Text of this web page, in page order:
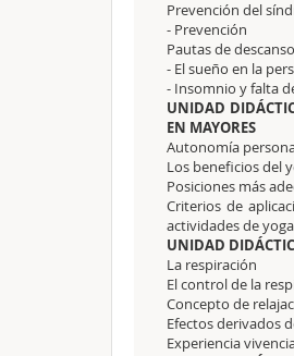
Prevención del
- Prevención
Pautas de descanso
- El sueño en la
- Insomnio y falta
UNIDAD
EN MAYORES
Autonomía
Los beneficios del
Posiciones más
Criterios de
actividades de yoga
UNIDAD
La respiración
El control de la
Concepto de
Efectos derivados
Experiencia